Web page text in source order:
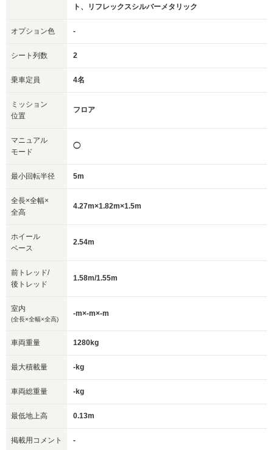
ト、リフレックスシルバーメタリック
オプション色 -
シート列数 2
乗車定員 4名
ミッション
位置
フロア
マニュアル
モード
◯
最小回転半径 5m
全長×全幅×
全高
4.27m×1.82m×1.5m
ホイール
ベース
2.54m
前トレッド/
後トレッド
1.58m/1.55m
室内
(全長×全幅×全高)
-m×-m×-m
車両重量 1280kg
最大積載量 -kg
車両総重量 -kg
最低地上高 0.13m
掲載用コメント -